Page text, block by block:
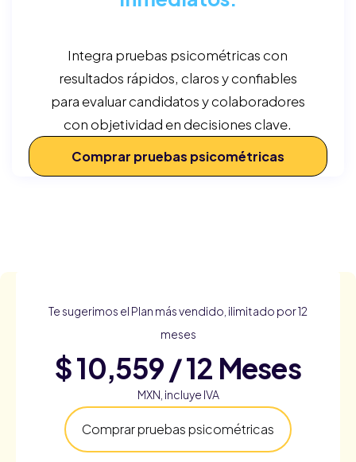
Integra pruebas psicométricas con
resultados rápidos, claros y confiables
para evaluar candidatos y colaboradores
con objetividad en decisiones clave.
Comprar pruebas psicométricas
Te sugerimos el Plan más vendido, ilimitado por 12
meses
$ 10,559 / 12 Meses
MXN, incluye IVA
Comprar pruebas psicométricas